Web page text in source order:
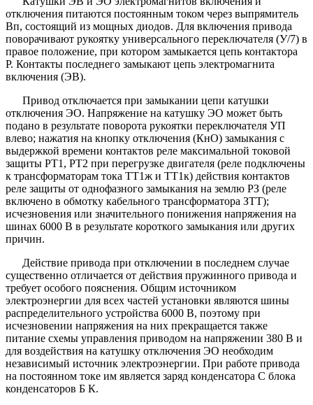
отключения питаются постоянным током через выпрямитель
Вп, состоящий из мощных диодов. Для включения привода
поворачивают рукоятку универсального переключателя (У/7) в
правое положение, при котором замыкается цепь контактора
Р. Контакты последнего замыкают цепь электромагнита
включения (ЭВ).
Привод отключается при замыкании цепи катушки
отключения ЭО. Напряжение на катушку ЭО может быть
подано в результате поворота рукоятки переключателя УП
влево; нажатия на кнопку отключения (КнО) замыкания с
выдержкой времени контактов реле максимальной токовой
защиты РТ1, РТ2 при перегрузке двигателя (реле подключены
к трансформаторам тока ТТ1ж и ТТ1к) действия контактов
реле защиты от однофазного замыкания на землю РЗ (реле
включено в обмотку кабельного трансформатора ЗТТ);
исчезновения или значительного понижения напряжения на
шинах 6000 В в результате короткого замыкания или других
причин.
Действие привода при отключении в последнем случае
существенно отличается от действия пружинного привода и
требует особого пояснения. Общим источником
электроэнергии для всех частей установки являются шины
распределительного устройства 6000 В, поэтому при
исчезновении напряжения на них прекращается также
питание схемы управления приводом на напряжении 380 В и
для воздействия на катушку отключения ЭО необходим
независимый источник электроэнергии. При работе привода
на постоянном токе им является заряд конденсатора С блока
конденсаторов Б К.